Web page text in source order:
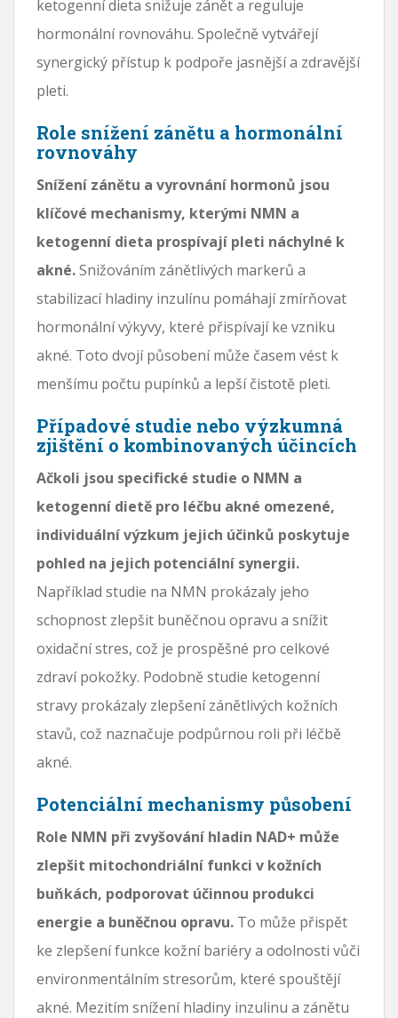
ketogenní dieta snižuje zánět a reguluje
hormonální rovnováhu. Společně vytvářejí
synergický přístup k podpoře jasnější a zdravější
pleti.
Role snížení zánětu a hormonální
rovnováhy
Snížení zánětu a vyrovnání hormonů jsou
klíčové mechanismy, kterými NMN a
ketogenní dieta prospívají pleti náchylné k
akné.Snižováním zánětlivých markerů a
stabilizací hladiny inzulínu pomáhají zmírňovat
hormonální výkyvy, které přispívají ke vzniku
akné. Toto dvojí působení může časem vést k
menšímu počtu pupínků a lepší čistotě pleti.
Případové studie nebo výzkumná
zjištění o kombinovaných účincích
Ačkoli jsou specifické studie o NMN a
ketogenní dietě pro léčbu akné omezené,
individuální výzkum jejich účinků poskytuje
pohled na jejich potenciální synergii.
Například studie na NMN prokázaly jeho
schopnost zlepšit buněčnou opravu a snížit
oxidační stres, což je prospěšné pro celkové
zdraví pokožky. Podobně studie ketogenní
stravy prokázaly zlepšení zánětlivých kožních
stavů, což naznačuje podpůrnou roli při léčbě
akné.
Potenciální mechanismy působení
Role NMN při zvyšování hladin NAD+ může
zlepšit mitochondriální funkci v kožních
buňkách, podporovat účinnou produkci
energie a buněčnou opravu. To může přispět
ke zlepšení funkce kožní bariéry a odolnosti vůči
environmentálním stresorům, které spouštějí
akné. Mezitím snížení hladiny inzulinu a zánětu